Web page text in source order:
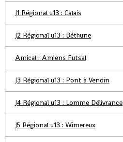
J1 Régional u13 : Calais
J2 Régional u13 : Béthune
Amical : Amiens Futsal
J3 Régional u13 : Pont à Vendin
J4 Régional u13 : Lomme Délivrance
J5 Régional u13 : Wimereux